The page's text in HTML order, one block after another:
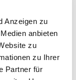
Anzeigen zu
anbieten
zu
zu Ihrer
Partner für
Stadion